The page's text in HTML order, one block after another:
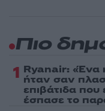
Πιο
1 Ryanair: «Ένα
ήταν σαν
επιβάτιδα
έσπασε το